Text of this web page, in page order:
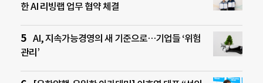
한 AI 리빙랩 업무 협약 체결
AI, 지속가능경영의 새 기준으로…기업들 ‘위험
관리’